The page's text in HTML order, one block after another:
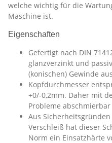
welche wichtig für die
Maschine ist.
Eigenschaften
Gefertigt nach DIN
glanzverzinkt und
(konischen) Gewinde
Kopfdurchmesser
+0/-0,2mm. Daher mit
Probleme abschmierbar
Aus
Verschleiß hat dieser
Norm ein Einsatzhärte